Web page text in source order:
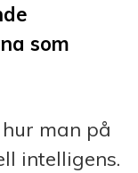
som
man på
intelligens.